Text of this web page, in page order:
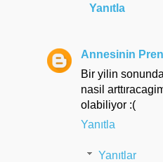
Yanıtla
Annesinin
Bir yilin
nasil
olabiliyor :(
Yanıtla
Yanıtlar